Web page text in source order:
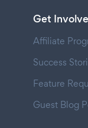
Get
Affiliate
Success
Feature
Guest Blog